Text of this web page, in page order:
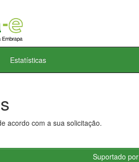
Estatísticas
acordo com a sua solicitação.
Suportado por